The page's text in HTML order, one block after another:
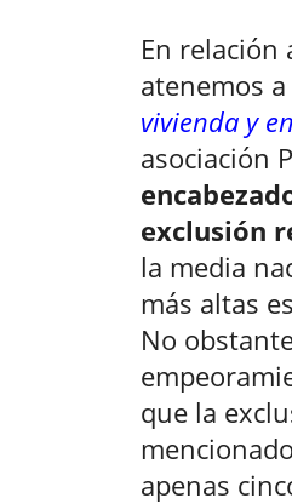
En relación
atenemos
vivienda y
asociación
exclusión
la media
más altas
No
que la
apenas